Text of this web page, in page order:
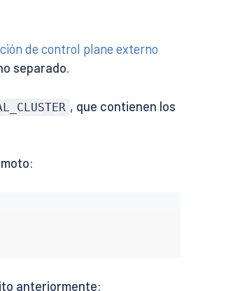
de control plane externo
separado.
, que contienen los
anteriormente: